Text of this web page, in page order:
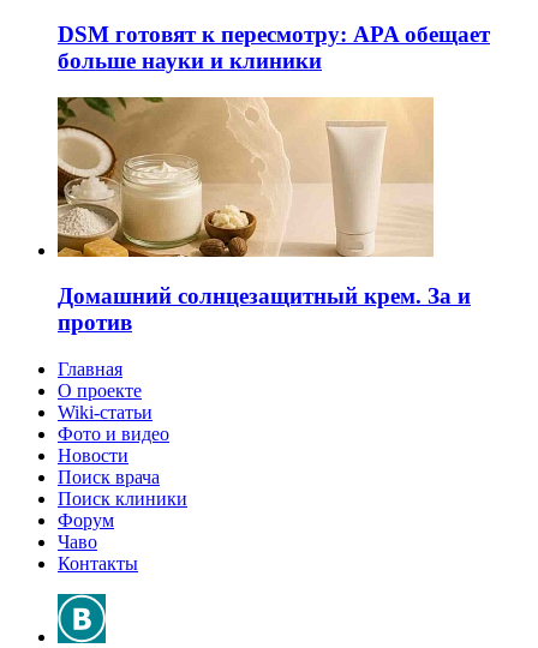
DSM готовят к пересмотру: APA обещает
больше науки и клиники
Домашний солнцезащитный крем. За и
против
Главная
О проекте
Wiki-статьи
Фото и видео
Новости
Поиск врача
Поиск клиники
Форум
Чаво
Контакты